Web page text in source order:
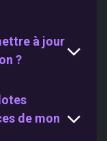
à jour
?
de mon